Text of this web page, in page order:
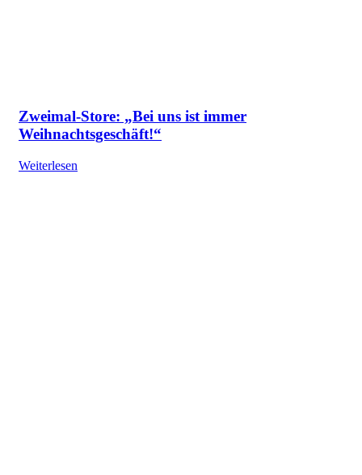
Zweimal-Store: „Bei uns ist immer
Weihnachtsgeschäft!“
Weiterlesen